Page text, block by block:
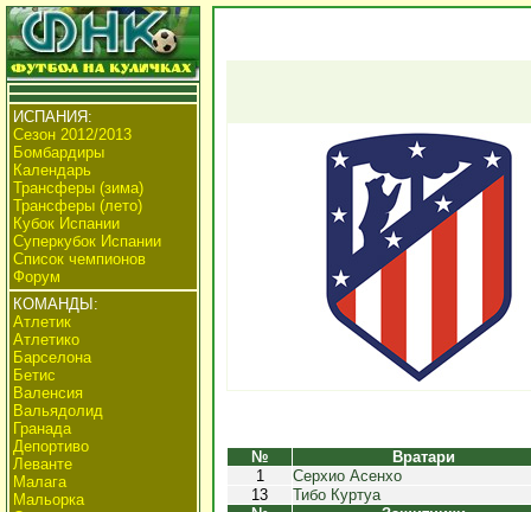
ИСПАНИЯ:
Сезон 2012/2013
Бомбардиры
Календарь
Трансферы (зима)
Трансферы (лето)
Кубок Испании
Суперкубок Испании
Список чемпионов
Форум
КОМАНДЫ:
Атлетик
Атлетико
Барселона
Бетис
Валенсия
Вальядолид
Гранада
Депортиво
Леванте
Малага
Мальорка
№
Вратари
1
Серхио Асенхо
13
Тибо Куртуа